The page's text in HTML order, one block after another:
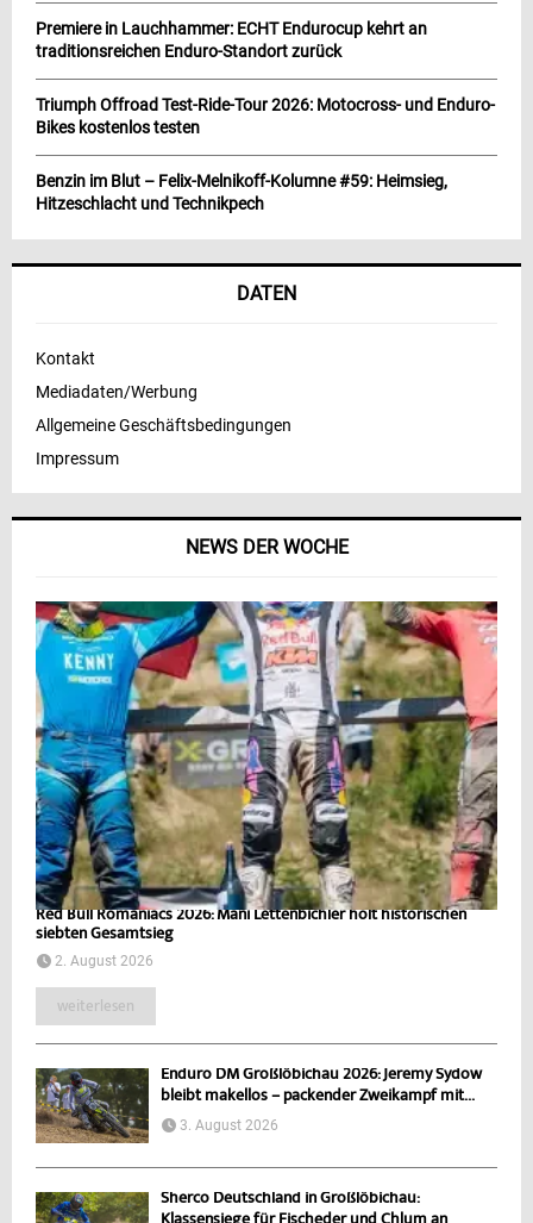
NEWS DER WOCHE
Red Bull Romaniacs 2026: Mani Lettenbichler holt historischen
siebten Gesamtsieg
2. August 2026
weiterlesen
Enduro DM Großlöbichau 2026: Jeremy Sydow
bleibt makellos – packender Zweikampf mit...
3. August 2026
Sherco Deutschland in Großlöbichau:
Premiere in Lauchhammer: ECHT Endurocup kehrt an
traditionsreichen Enduro-Standort zurück
Triumph Offroad Test-Ride-Tour 2026: Motocross- und Enduro-
Bikes kostenlos testen
Benzin im Blut – Felix-Melnikoff-Kolumne #59: Heimsieg,
Hitzeschlacht und Technikpech
DATEN
Kontakt
Mediadaten/Werbung
Allgemeine Geschäftsbedingungen
Impressum